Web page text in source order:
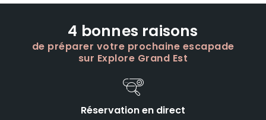
4 bonnes raisons
de préparer votre prochaine escapade
sur Explore Grand Est
Réservation en direct